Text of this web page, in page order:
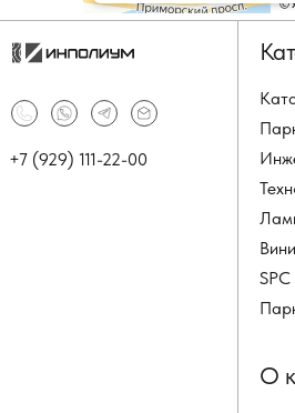
+7 (929) 111-22-00
О